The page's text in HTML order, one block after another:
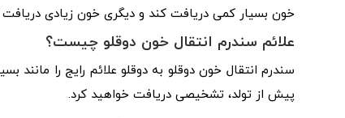
خون بسیار کمی دریافت کند و دیگری خون زیادی دریافت
علائم سندرم انتقال خون دوقلو چیست؟
سندرم انتقال خون دوقلو به دوقلو علائم رایج را
پیش از تولد، تشخیصی دریافت خواهید کرد.